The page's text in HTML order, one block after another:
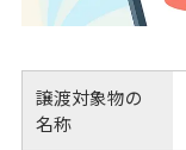
譲渡対象物の
名称